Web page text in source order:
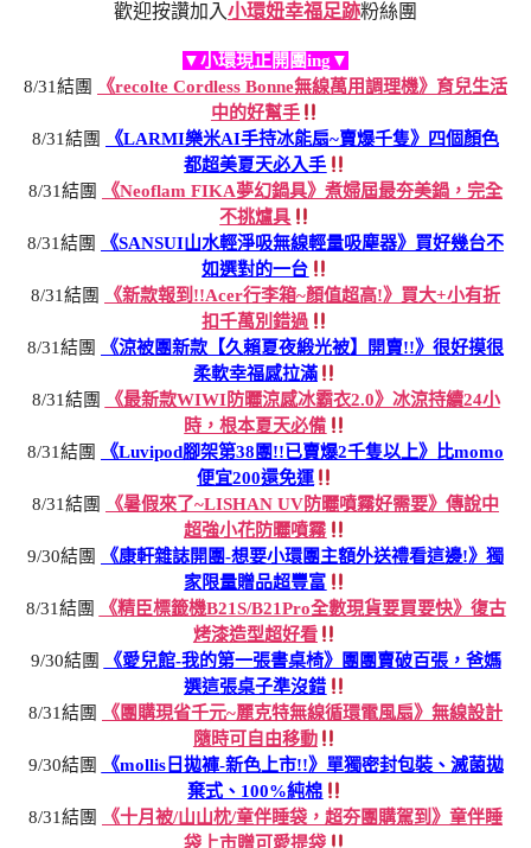
歡迎按讚加入小環妞幸福足跡粉絲團
▼小環現正開團ing▼
8/31結團
《recolte Cordless Bonne無線萬用調理機》育兒生活
中的好幫手
8/31結團
《LARMI樂米AI手持冰能扇~賣爆千隻》四個顏色
都超美夏天必入手
8/31結團
《Neoflam FIKA夢幻鍋具》煮婦屆最夯美鍋，完全
不挑爐具
8/31結團
《SANSUI山水輕淨吸無線輕量吸塵器》買好幾台不
如選對的一台
8/31結團
《新款報到!!Acer行李箱~顏值超高!》買大+小有折
扣千萬別錯過
8/31結團
《涼被團新款【久賴夏夜緞光被】開賣!!》很好摸很
柔軟幸福感拉滿
8/31結團
《最新款WIWI防曬涼感冰霸衣2.0》冰涼持續24小
時，根本夏天必備
8/31結團
《Luvipod腳架第38團!!已賣爆2千隻以上》比momo
便宜200還免運
8/31結團
《暑假來了~LISHAN UV防曬噴霧好需要》傳說中
超強小花防曬噴霧
9/30結團
《康軒雜誌開團-想要小環團主額外送禮看這邊!》獨
家限量贈品超豐富
8/31結團
《精臣標籤機B21S/B21Pro全數現貨要買要快》復古
烤漆造型超好看
9/30結團
《愛兒館-我的第一張書桌椅》團團賣破百張，爸媽
選這張桌子準沒錯
8/31結團
《團購現省千元~麗克特無線循環電風扇》無線設計
隨時可自由移動
9/30結團
《mollis日拋褲-新色上市!!》單獨密封包裝、滅菌拋
棄式、100%純棉
8/31結團
《十月被/山山枕/童伴睡袋，超夯團購駕到》童伴睡
袋上市贈可愛提袋